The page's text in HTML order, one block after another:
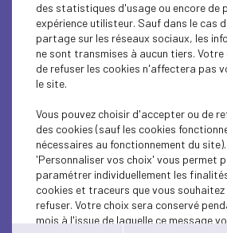
MEDEF LIFE
MEDEF LIFE
MEDEF LIFE
ECONOMY
ECONOMY
INTERNATIONAL - EUROPE
ECONOMY
des statistiques d'usage ou encore de
expérience utilisteur. Sauf dans le cas
partage sur les réseaux sociaux, les
ne sont transmises à aucun tiers.
de refuser les cookies n'affectera pas
le site.
Vous pouvez choisir d'accepter ou de
des cookies (sauf les cookies
nécessaires au fonctionnement du
'Personnaliser vos choix' vous permet
paramétrer individuellement les
cookies et traceurs que vous
refuser. Votre choix sera conservé
mois à l'issue de laquelle ce message